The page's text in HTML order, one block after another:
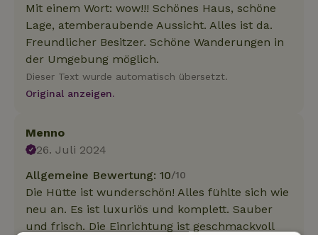
Mit einem Wort: wow!!! Schönes Haus, schöne
Lage, atemberaubende Aussicht. Alles ist da.
Freundlicher Besitzer. Schöne Wanderungen in
der Umgebung möglich.
Dieser Text wurde automatisch übersetzt.
Original anzeigen.
Menno
26. Juli 2024
Allgemeine Bewertung: 10/10
Die Hütte ist wunderschön! Alles fühlte sich wie
neu an. Es ist luxuriös und komplett. Sauber
und frisch. Die Einrichtung ist geschmackvoll